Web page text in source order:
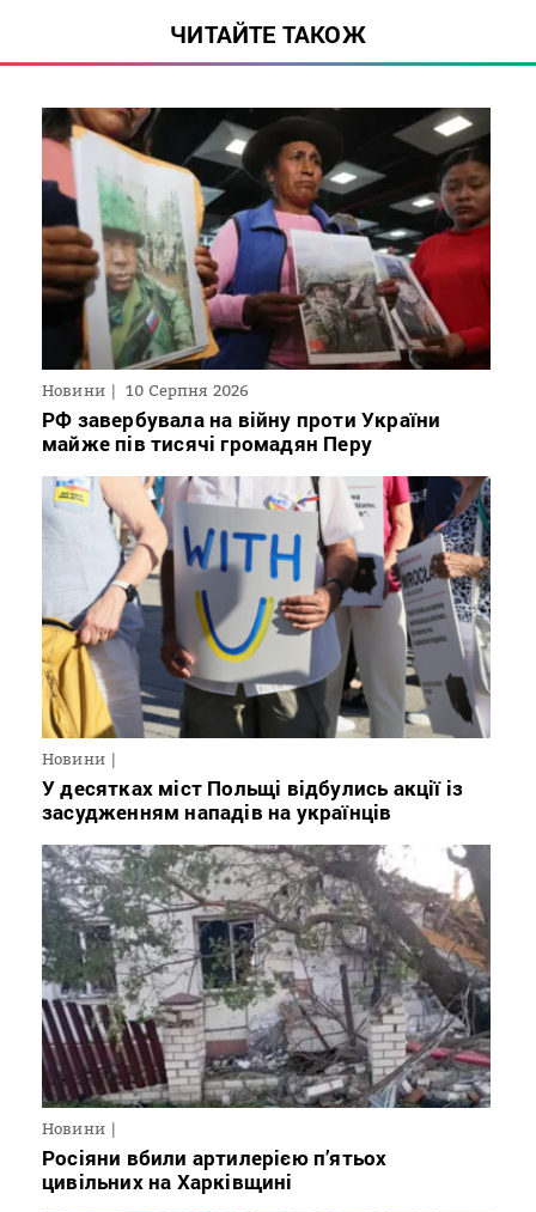
ЧИТАЙТЕ ТАКОЖ
Новини 10 Серпня 2026
РФ завербувала на війну проти України
майже пів тисячі громадян Перу
Новини
У десятках міст Польщі відбулись акції із
засудженням нападів на українців
Новини
Росіяни вбили артилерією п’ятьох
цивільних на Харківщині